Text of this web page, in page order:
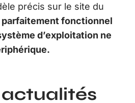
précis sur le site du
parfaitement fonctionnel
d’exploitation ne